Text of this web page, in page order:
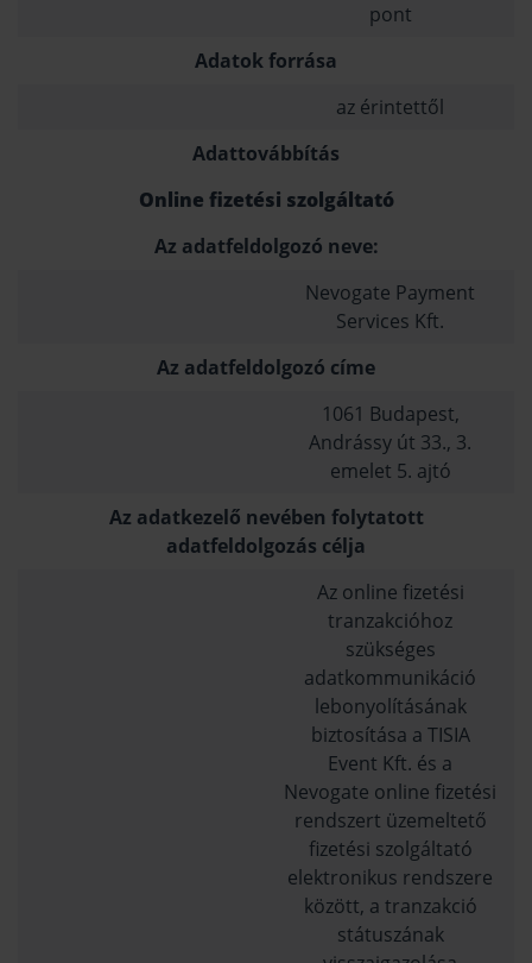
pont
Adatok forrása
az érintettől
Adattovábbítás
Online fizetési szolgáltató
Az adatfeldolgozó neve:
Nevogate Payment
Services Kft.
Az adatfeldolgozó címe
1061 Budapest,
Andrássy út 33., 3.
emelet 5. ajtó
Az adatkezelő nevében folytatott
adatfeldolgozás célja
Az online fizetési
tranzakcióhoz
szükséges
adatkommunikáció
lebonyolításának
biztosítása a TISIA
Event Kft. és a
Nevogate online fizetési
rendszert üzemeltető
fizetési szolgáltató
elektronikus rendszere
között, a tranzakció
státuszának